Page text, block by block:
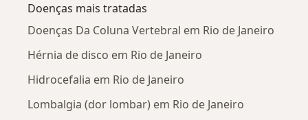
Doenças mais tratadas
Doenças Da Coluna Vertebral em Rio de Janeiro
Hérnia de disco em Rio de Janeiro
Hidrocefalia em Rio de Janeiro
Lombalgia (dor lombar) em Rio de Janeiro